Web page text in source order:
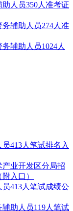
人员350人准考证
辅助人员274人准
辅助人员1024人
413人笔试排名入
产业开发区分局招
入口）
413人笔试成绩公
助人员119人笔试